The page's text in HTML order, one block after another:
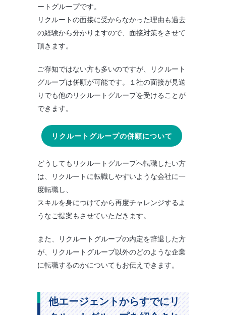
ートグループです。
リクルートの面接に受からなかった理由も過去
の経験から分かりますので、面接対策をさせて
頂きます。
ご存知ではない方も多いのですが、リクルート
グループは併願が可能です。１社の面接が見送
りでも他のリクルートグループを受けることが
できます。
リクルートグループの併願について
どうしてもリクルートグループへ転職したい方
は、リクルートに転職しやすいような会社に一
度転職し、
スキルを身につけてから再度チャレンジするよ
うなご提案もさせていただきます。
また、リクルートグループの内定を辞退した方
が、リクルートグループ以外のどのような企業
に転職するのかについてもお伝えできます。
他エージェントからすでにリ